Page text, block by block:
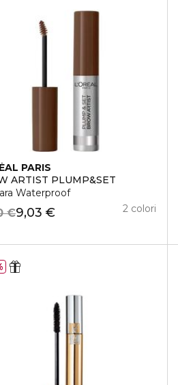
PARIS
ARTIST PLUMP&SET
Waterproof
9,03 €
€ 2 colori